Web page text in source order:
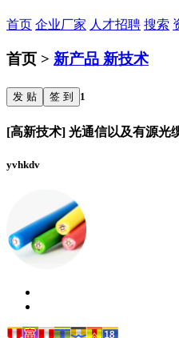
首页 企业厂家 人才招聘 搜索
首页 > 新产品 新技术
发 贴 签 到 1
[高新技术] 光通信以及有源光
yvhkdv